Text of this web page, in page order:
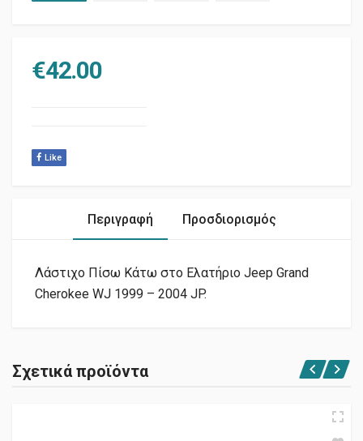
€42.00
Like
Περιγραφή Προσδιορισμός
Λάστιχο Πίσω Κάτω στο Ελατήριο Jeep Grand
Cherokee WJ 1999 – 2004 JP.
Σχετικά προϊόντα